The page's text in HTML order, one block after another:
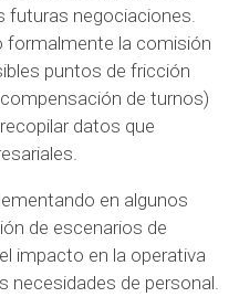
futuras negociaciones.
formalmente la comisión
puntos de fricción
de turnos)
datos que
en algunos
de escenarios de
impacto en la operativa
necesidades de personal.